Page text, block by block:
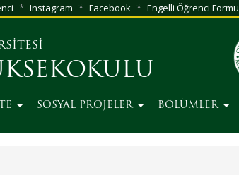
Instagram Facebook Engelli Öğrenci Formu
SOSYAL PROJELER BÖLÜMLER